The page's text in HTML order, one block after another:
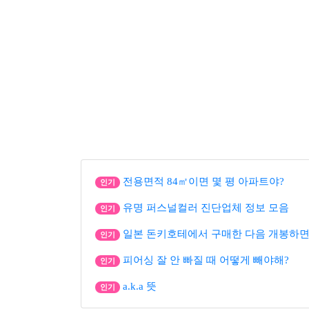
인기 전용면적 84㎡이면 몇 평 아파트야?
인기 유명 퍼스널컬러 진단업체 정보 모음
인기 일본 돈키호테에서 구매한 다음 개봉하
인기 피어싱 잘 안 빠질 때 어떻게 빼야해?
인기 a.k.a 뜻